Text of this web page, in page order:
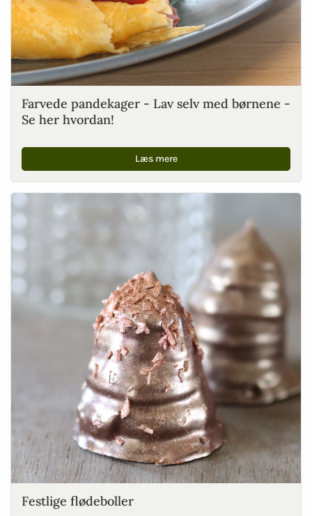
Farvede pandekager - Lav selv med børnene -
Se her hvordan!
Læs mere
Festlige flødeboller